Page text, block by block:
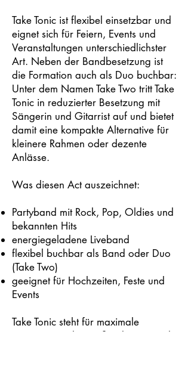
Take Tonic ist flexibel einsetzbar und
eignet sich für Feiern, Events und
Veranstaltungen unterschiedlichster
Art. Neben der Bandbesetzung ist
die Formation auch als Duo buchbar:
Unter dem Namen Take Two tritt Take
Tonic in reduzierter Besetzung mit
Sängerin und Gitarrist auf und bietet
damit eine kompakte Alternative für
kleinere Rahmen oder dezente
Anlässe.
Was diesen Act auszeichnet:
Partyband mit Rock, Pop, Oldies und
bekannten Hits
energiegeladene Liveband
flexibel buchbar als Band oder Duo
(Take Two)
geeignet für Hochzeiten, Feste und
Events
Take Tonic steht für maximale
Stimmung und mitreißende Livemusik